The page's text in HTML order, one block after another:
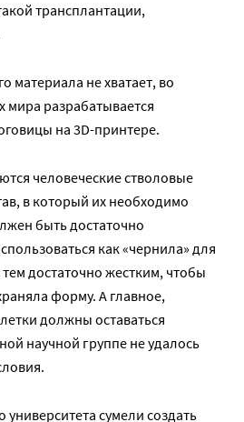
трансплантации,
материала не хватает, во
мира разрабатывается
на 3D-принтере.
человеческие стволовые
в который их необходимо
быть достаточно
как «чернила» для
тем достаточно жестким, чтобы
форму. А главное,
должны оставаться
научной группе не удалось
сумели создать